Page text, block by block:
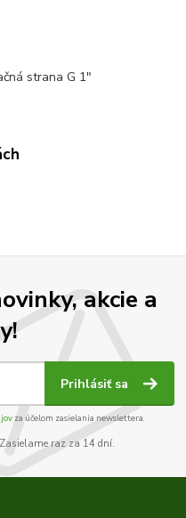
strana G 1"
akcie a
Prihlásiť sa
za účelom zasielania newslettera.
raz za 14 dní.